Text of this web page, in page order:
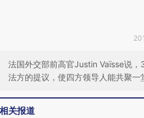
法国外交部前高官Justin Vaïsse说
法方的提议，使四方领导人能共聚
相关报道